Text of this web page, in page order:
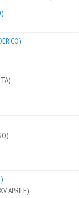
APRILE)